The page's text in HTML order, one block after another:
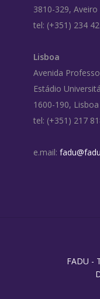
3810-329, Aveiro
tel: (+351) 234
Lisboa
Avenida
Estádio
1600-190, Lisboa
tel: (+351) 217
e.mail:
FADU -